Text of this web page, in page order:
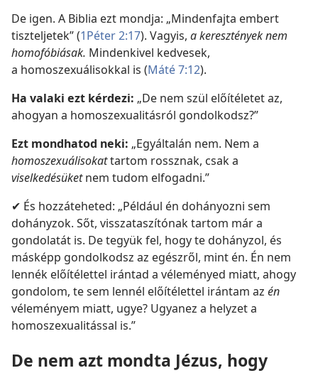
De igen. A Biblia ezt mondja: „Mindenfajta embert
tiszteljetek” (1Péter 2:17). Vagyis, a keresztények nem
homofóbiásak. Mindenkivel kedvesek,
a homoszexuálisokkal is (Máté 7:12).
Ha valaki ezt kérdezi: „De nem szül előítéletet az,
ahogyan a homoszexualitásról gondolkodsz?”
Ezt mondhatod neki: „Egyáltalán nem. Nem a
homoszexuálisokattartom rossznak, csak a
viselkedésüketnem tudom elfogadni.”
✔ És hozzáteheted: „Például én dohányozni sem
dohányzok. Sőt, visszataszítónak tartom már a
gondolatát is. De tegyük fel, hogy te dohányzol, és
másképp gondolkodsz az egészről, mint én. Én nem
lennék előítélettel irántad a véleményed miatt, ahogy
gondolom, te sem lennél előítélettel irántam az én
véleményem miatt, ugye? Ugyanez a helyzet a
homoszexualitással is.”
De nem azt mondta Jézus, hogy